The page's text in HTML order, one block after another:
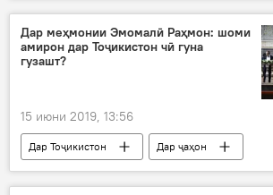
Дар меҳмонии Эмомалӣ Раҳмон: шоми
амирон дар Тоҷикистон чӣ гуна
гузашт?
15 июни 2019, 13:56
Дар Тоҷикистон
Дар ҷаҳон
Ҳамаи хабарҳо